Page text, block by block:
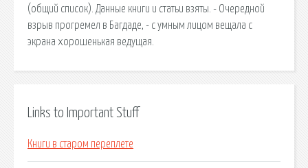
(общий список). Данные книги и статьи взяты. - Очередной
взрыв прогремел в Багдаде, - с умным лицом вещала с
экрана хорошенькая ведущая.
Links to Important Stuff
Книги в старом переплете